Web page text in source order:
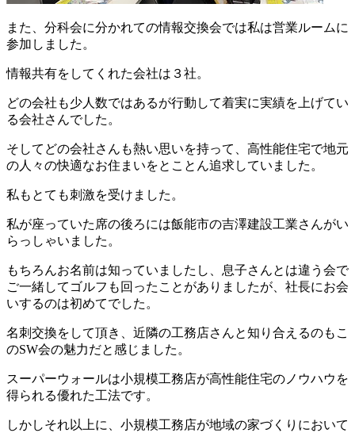
また、分科会に分かれての情報交換会では私は営業ルームに
参加しました。
情報共有をしてくれた会社は３社。
どの会社も少人数ではあるが行動して着実に実績を上げてい
る会社さんでした。
そしてどの会社さんも熱い思いを持って、高性能住宅で地元
の人々の快適なお住まいをとことん追求していました。
私もとても刺激を受けました。
私が座っていた席の後ろには飯能市の吉澤建設工業さんがい
らっしゃいました。
もちろんお名前は知っていましたし、息子さんとは違う会で
ご一緒してゴルフも回ったことがありましたが、社長にお会
いするのは初めてでした。
名刺交換をして頂き、近隣の工務店さんと知り合えるのもこ
のSW会の魅力だと感じました。
スーパーウォールは小規模工務店が高性能住宅のノウハウを
得られる優れた工法です。
しかしそれ以上に、小規模工務店が地域の家づくりにおいて